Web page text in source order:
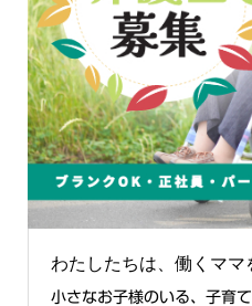
わたしたちは、働くママ
小さなお子様のいる、子育